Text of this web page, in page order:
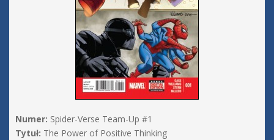
Numer: Spider-Verse Team-Up #1
Tytuł: The Power of Positive Thinking